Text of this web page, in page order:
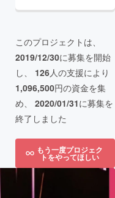
このプロジェクトは、
2019/12/30に募集を開始
し、 126人の支援により
1,096,500円の資金を集
め、 2020/01/31に募集を
終了しました
もう一度プロジェク
トをやってほしい